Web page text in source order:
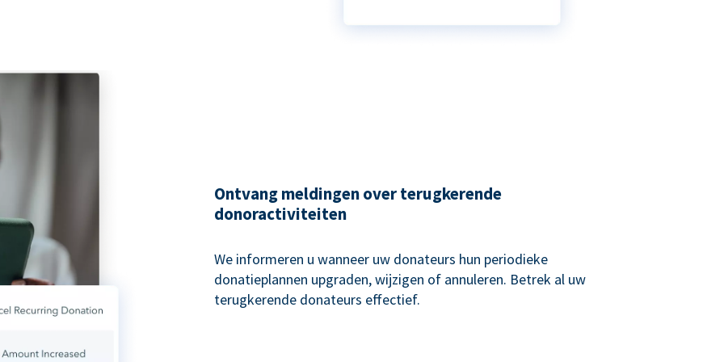
Ontvang meldingen over terugkerende
donoractiviteiten
We informeren u wanneer uw donateurs hun periodieke
donatieplannen upgraden, wijzigen of annuleren. Betrek al uw
terugkerende donateurs effectief.